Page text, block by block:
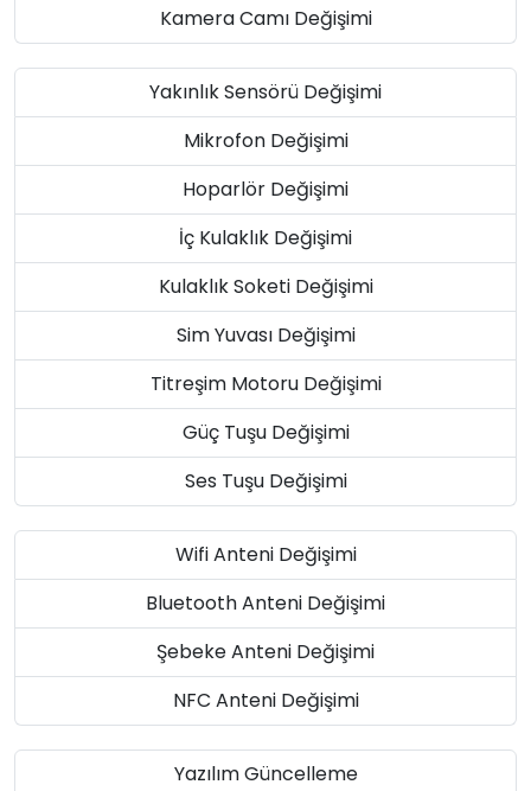
Kamera Camı Değişimi
Yakınlık Sensörü Değişimi
Mikrofon Değişimi
Hoparlör Değişimi
İç Kulaklık Değişimi
Kulaklık Soketi Değişimi
Sim Yuvası Değişimi
Titreşim Motoru Değişimi
Güç Tuşu Değişimi
Ses Tuşu Değişimi
Wifi Anteni Değişimi
Bluetooth Anteni Değişimi
Şebeke Anteni Değişimi
NFC Anteni Değişimi
Yazılım Güncelleme